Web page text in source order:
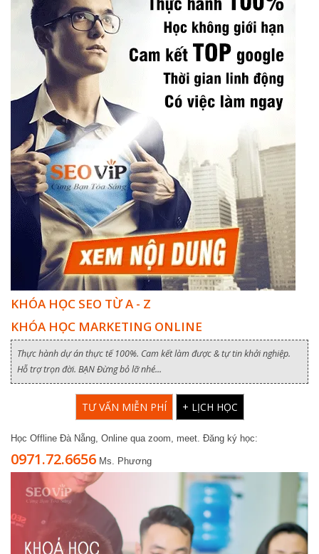
KHÓA HỌC SEO TỪ A - Z
KHÓA HỌC MARKETING ONLINE
Thực hành dự án thực tế 100%. Cam kết làm được & tự tin khởi nghiệp.
Hỗ trợ trọn đời. BẠN Đừng bỏ lỡ nhé...
TƯ VẤN MIỄN PHÍ + LỊCH HỌC
Học Offline Đà Nẵng, Online qua zoom, meet. Đăng ký học:
0971.72.6656 Ms. Phương